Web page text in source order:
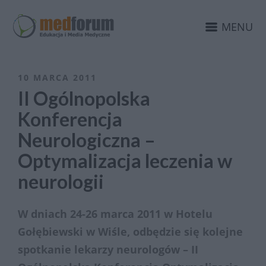
MENU
10 MARCA 2011
II Ogólnopolska
Konferencja
Neurologiczna –
Optymalizacja leczenia w
neurologii
W dniach 24-26 marca 2011 w Hotelu
Gołębiewski w Wiśle, odbędzie się kolejne
spotkanie lekarzy neurologów – II